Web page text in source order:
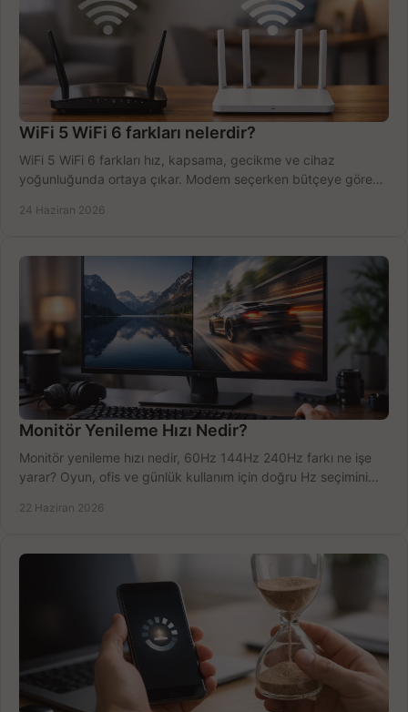
WiFi 5 WiFi 6 farkları nelerdir?
WiFi 5 WiFi 6 farkları hız, kapsama, gecikme ve cihaz
yoğunluğunda ortaya çıkar. Modem seçerken bütçeye göre
24 Haziran 2026
Monitör Yenileme Hızı Nedir?
Monitör yenileme hızı nedir, 60Hz 144Hz 240Hz farkı ne işe
yarar? Oyun, ofis ve günlük kullanım için doğru Hz seçimini
22 Haziran 2026